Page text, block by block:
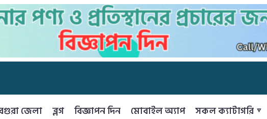
জেলা ব্লগ বিজ্ঞাপন দিন মোবাইল অ্যাপ সকল ক্যাটাগরি ▿